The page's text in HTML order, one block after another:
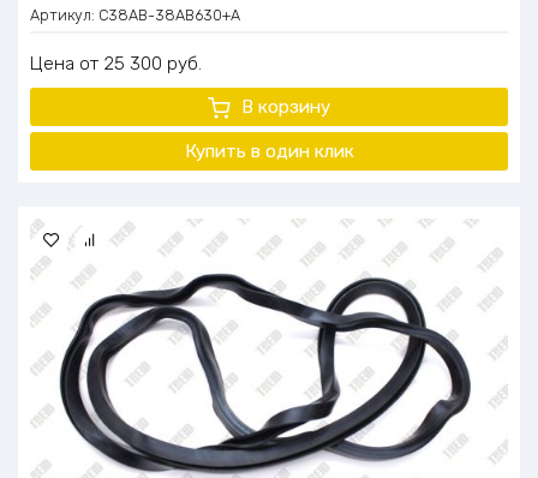
Артикул: C38AB-38AB630+A
Цена 25 300 руб.
В корзину
Купить в один клик